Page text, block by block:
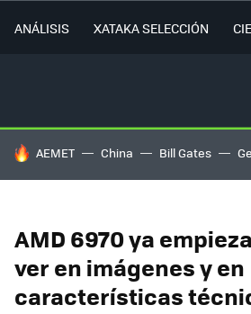
ANÁLISIS XATAKA SELECCIÓN
HOY SE HABLA DE
AEMET China Bill Gates
AMD 6970 ya
ver en imágenes y en
características